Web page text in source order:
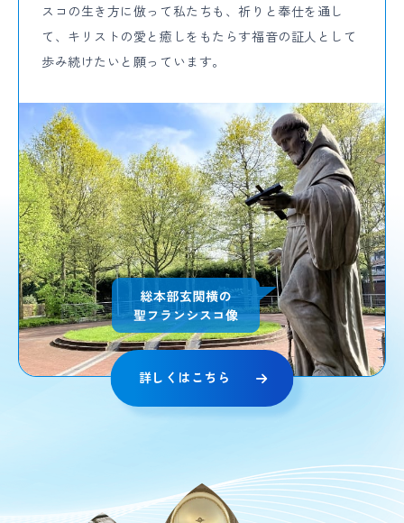
スコの生き方に倣って私たちも、祈りと奉仕を通し
て、キリストの愛と癒しをもたらす福音の証人として
歩み続けたいと願っています。
詳しくはこちら